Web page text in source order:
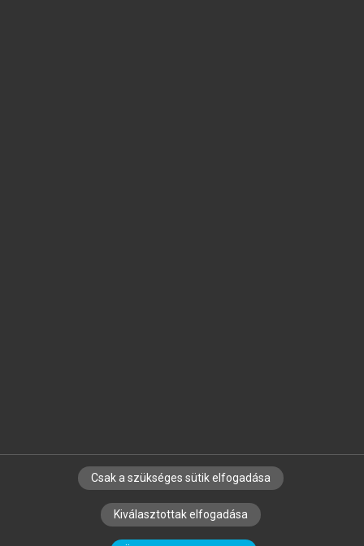
SZERZŐKNEK CÉGEKNEK KÖNYVTÁROSOKNAK
SZERKESZTÉSI ÉS LEKTORÁLÁSI ALAPELVEK
Csak a szükséges sütik elfogadása
Kiválasztottak elfogadása